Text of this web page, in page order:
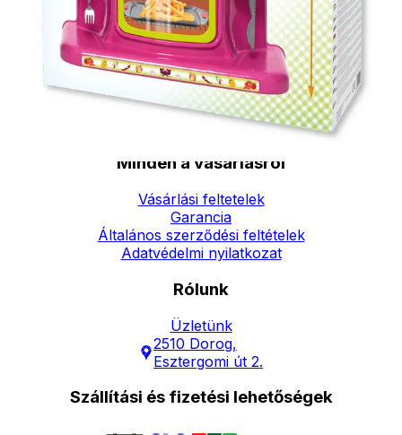
Elérhetőség
Hírlevél
Kapcsolat
Minden a vásárlásról
Vásárlási feltetelek
Garancia
Általános szerződési feltételek
Adatvédelmi nyilatkozat
Rólunk
Üzletünk
2510 Dorog,
Esztergomi út 2.
Szállítási és fizetési lehetőségek